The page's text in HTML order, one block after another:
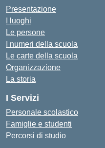
Presentazione
I luoghi
Le persone
I numeri della scuola
Le carte della scuola
Organizzazione
La storia
I Servizi
Personale scolastico
Famiglie e studenti
Percorsi di studio